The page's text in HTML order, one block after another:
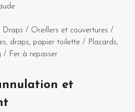
Draps / Oreillers et couvertures /
draps, papier toilette / Placards,
/ Fer à repasser
et